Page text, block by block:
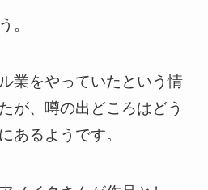
。
業をやっていたという情
が、噂の出どころはどう
あるようです。